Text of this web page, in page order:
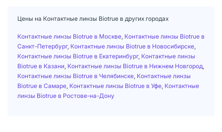
Цены на Контактные линзы Biotrue в других городах
Контактные линзы Biotrue в Москве Контактные линзы Biotrue в
Санкт-Петербург, Контактные линзы Biotrue в Новосибирске
Контактные линзы Biotrue в Екатеринбург, Контактные линзы
Biotrue в Казани Контактные линзы Biotrue в Нижнем Новгород
Контактные линзы Biotrue в Челябинске Контактные линзы
Biotrue в Самаре Контактные линзы Biotrue в Уфе Контактные
линзы Biotrue в Ростове-на-Дону